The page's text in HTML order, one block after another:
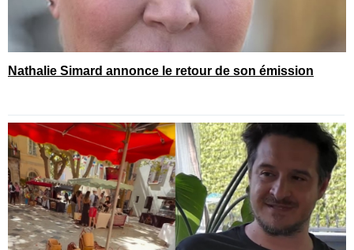
Nathalie Simard annonce le retour de son émission